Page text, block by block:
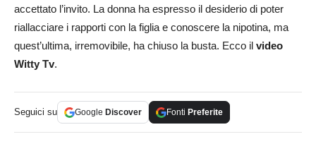
accettato l’invito. La donna ha espresso il desiderio di poter
riallacciare i rapporti con la figlia e conoscere la nipotina, ma
quest’ultima, irremovibile, ha chiuso la busta. Ecco il video
Witty Tv.
Seguici su Google Discover Fonti Preferite